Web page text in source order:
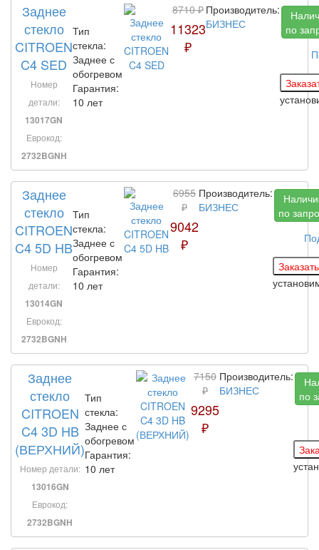
Заднее
стекло
CITROEN
C4 SED
Номер
детали:
13017GN
Еврокод:
2732BGNH
Тип
стекла:
Заднее с
обогревом
Гарантия:
10 лет
8710 ₽
11323
₽
Производитель:
БИЗНЕС
по
Заднее
стекло
CITROEN
C4 5D HB
Номер
детали:
13014GN
Еврокод:
2732BGNH
Тип
стекла:
Заднее с
обогревом
Гарантия:
10 лет
6955
₽
9042
₽
Производитель:
БИЗНЕС
по
Заднее
стекло
CITROEN
C4 3D HB
(ВЕРХНИЙ)
Номер детали:
13016GN
Еврокод:
2732BGNH
Тип
стекла:
Заднее с
обогревом
Гарантия:
10 лет
7150
₽
9295
₽
Производитель:
БИЗНЕС
по